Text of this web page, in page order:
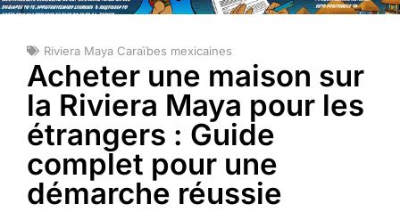
Riviera Maya Caraïbes mexicaines
Acheter une maison sur
la Riviera Maya pour les
étrangers : Guide
complet pour une
démarche réussie